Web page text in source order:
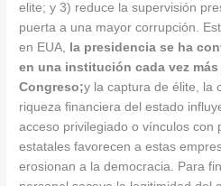
elite; y 3) reduce la supervisión
puerta a una mayor corrupción.
en EUA, la presidencia se ha
en una institución cada vez
Congreso;y la captura de élite, la
riqueza financiera del estado
acceso privilegiado o vínculos con
estatales favorecen a estas
erosionan a la democracia. Para